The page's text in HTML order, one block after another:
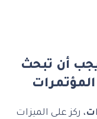
أن تبحث
، ركز على الميزات